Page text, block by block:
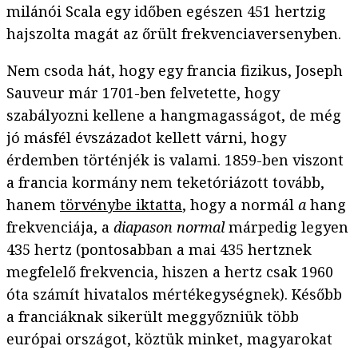
milánói Scala egy időben egészen 451 hertzig
hajszolta magát az őrült frekvenciaversenyben.
Nem csoda hát, hogy egy francia fizikus, Joseph
Sauveur már 1701-ben felvetette, hogy
szabályozni kellene a hangmagasságot, de még
jó másfél évszázadot kellett várni, hogy
érdemben történjék is valami. 1859-ben viszont
a francia kormány nem teketóriázott tovább,
hanem törvénybe iktatta, hogy a normál a hang
frekvenciája, a diapason normalmárpedig legyen
435 hertz (pontosabban a mai 435 hertznek
megfelelő frekvencia, hiszen a hertz csak 1960
óta számít hivatalos mértékegységnek). Később
a franciáknak sikerült meggyőzniük több
európai országot, köztük minket, magyarokat